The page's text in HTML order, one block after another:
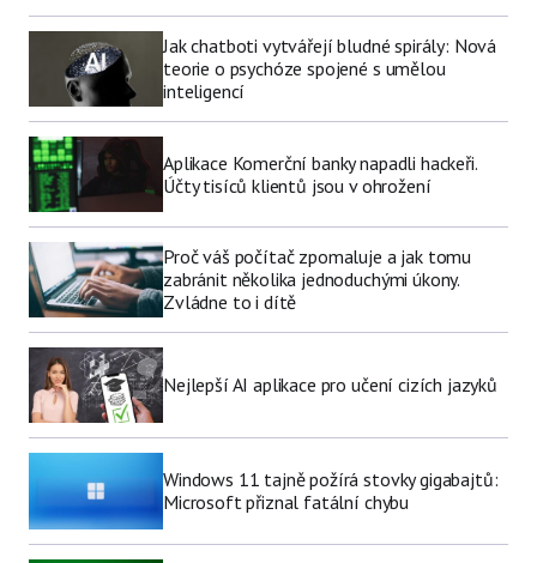
Jak chatboti vytvářejí bludné spirály: Nová
teorie o psychóze spojené s umělou
inteligencí
Aplikace Komerční banky napadli hackeři.
Účty tisíců klientů jsou v ohrožení
Proč váš počítač zpomaluje a jak tomu
zabránit několika jednoduchými úkony.
Zvládne to i dítě
Nejlepší AI aplikace pro učení cizích jazyků
Windows 11 tajně požírá stovky gigabajtů:
Microsoft přiznal fatální chybu